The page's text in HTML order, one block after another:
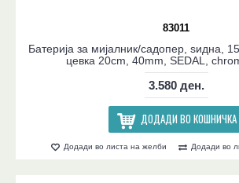
83011
Батерија за мијалник/садопер, ѕидна,
цевка 20cm, 40mm, SEDAL,
3.580 ден.
ДОДАДИ ВО КОШНИЧКА
Додади во листа на желби Додади во